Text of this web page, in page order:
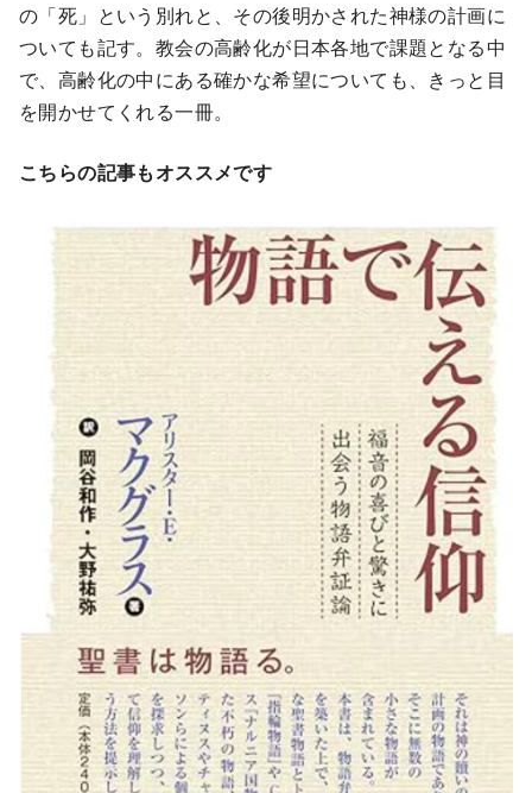
の「死」という別れと、その後明かされた神様の計画に
ついても記す。教会の高齢化が日本各地で課題となる中
で、高齢化の中にある確かな希望についても、きっと目
を開かせてくれる一冊。
こちらの記事もオススメです